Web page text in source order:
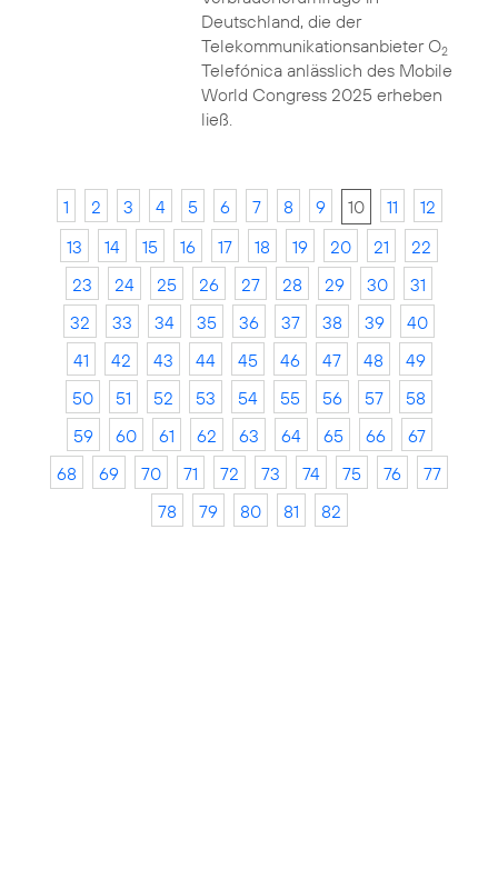
Deutschland, die der
Telekommunikationsanbieter O2
Telefónica anlässlich des Mobile
World Congress 2025 erheben
ließ.
1 2 3 4 5 6 7 8 9 10 11
12
13
14 15 16 17 18 19 20 21
22
23
24 25 26 27 28 29 30
31
32
33 34 35 36 37 38 39
40
41
42 43 44 45 46 47 48
49
50
51 52 53 54 55 56 57
58
59
60 61 62 63 64 65 66
67
68
69 70 71 72 73 74 75 76
77
78
79 80 81 82